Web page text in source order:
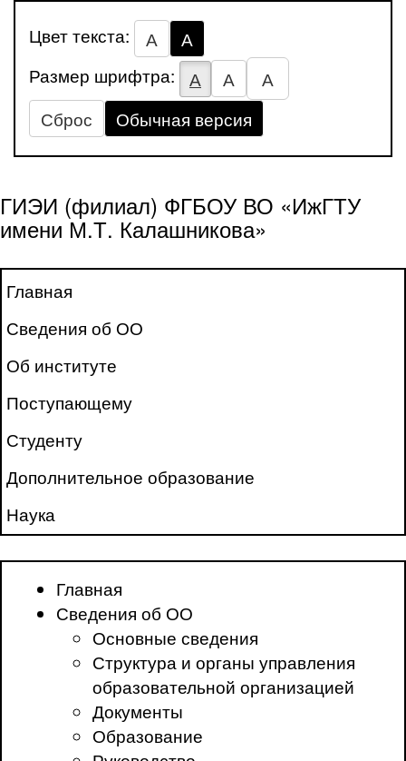
Цвет текста: А
А
Размер шрифтра:
А А
А
Сброс
Обычная версия
ГИЭИ (филиал) ФГБОУ ВО «ИжГТУ
имени М.Т. Калашникова»
Главная
Сведения об ОО
Об институте
Поступающему
Студенту
Дополнительное образование
Наука
Главная
Сведения об ОО
Основные сведения
Структура и органы управления
образовательной организацией
Документы
Образование